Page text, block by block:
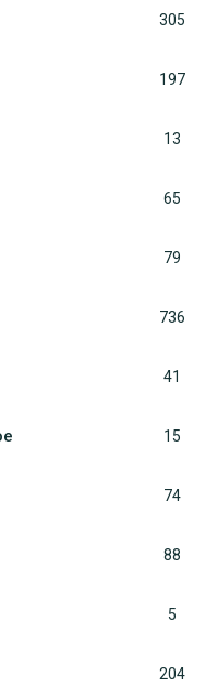
305
197
13
65
79
736
41
15
74
88
5
204